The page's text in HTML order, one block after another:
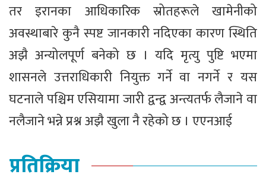
तर इरानका आधिकारिक स्रोतहरूले खामेनीको
अवस्थाबारे कुनै स्पष्ट जानकारी नदिएका कारण स्थिति
अझै अन्योलपूर्ण बनेको छ । यदि मृत्यु पुष्टि भएमा
शासनले उत्तराधिकारी नियुक्त गर्ने वा नगर्ने र यस
घटनाले पश्चिम एसियामा जारी द्वन्द्व अन्त्यतर्फ लैजाने वा
नलैजाने भन्ने प्रश्न अझै खुला नै रहेको छ । एएनआई
प्रतिक्रिया